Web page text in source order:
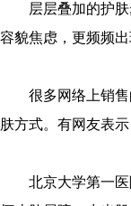
层层叠加的护
容貌焦虑，更频频
很多网络上销
肤方式。有网友表
北京大学第一